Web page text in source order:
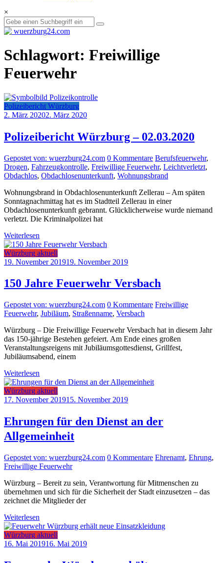
×
Schlagwort: Freiwillige
Feuerwehr
Polizeibericht Würzburg
2. März 20202. März 2020
Polizeibericht Würzburg – 02.03.2020
Gepostet von: wuerzburg24.com 0 Kommentare Berufsfeuerwehr,
Drogen, Fahrzeugkontrolle, Freiwillige Feuerwehr, Leichtverletzt,
Obdachlos, Obdachlosenunterkunft, Wohnungsbrand
Wohnungsbrand in Obdachlosenunterkunft Zellerau – Am späten
Sonntagnachmittag hat es im Stadtteil Zellerau in einer
Obdachlosenunterkunft gebrannt. Glücklicherweise wurde niemand
verletzt. Die Kriminalpolizei hat
Weiterlesen
Würzburg aktuell
19. November 201919. November 2019
150 Jahre Feuerwehr Versbach
Gepostet von: wuerzburg24.com 0 Kommentare Freiwillige
Feuerwehr, Jubiläum, Straßenname, Versbach
Würzburg – Die Freiwillige Feuerwehr Versbach hat in diesem Jahr
das 150-jährige Bestehen gefeiert. Am Ende eines großen
Veranstaltungsreigens mit Jubiläumsgottesdienst, Grillfest,
Jubiläumsabend, einem
Weiterlesen
Würzburg aktuell
17. November 201915. November 2019
Ehrungen für den Dienst an der
Allgemeinheit
Gepostet von: wuerzburg24.com 0 Kommentare Ehrenamt, Ehrung,
Freiwillige Feuerwehr
Würzburg – Bereit zu sein, Verantwortung für Mitmenschen zu
übernehmen und sich für die Sicherheit der Stadt einzusetzen – das
zeichnet die Mitglieder der
Weiterlesen
Würzburg aktuell
16. Mai 201916. Mai 2019